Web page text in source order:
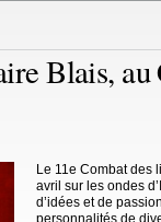
Blais, au
Le 11e Combat des
avril sur les ondes
d’idées et de
personnalités de